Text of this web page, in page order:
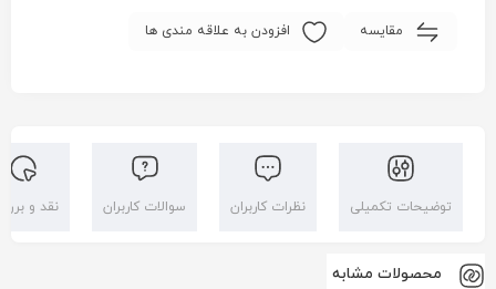
مقایسه افزودن به علاقه مندی ها
توضیحات تکمیلی نظرات کاربران سوالات کاربران نقد و
محصولات مشابه